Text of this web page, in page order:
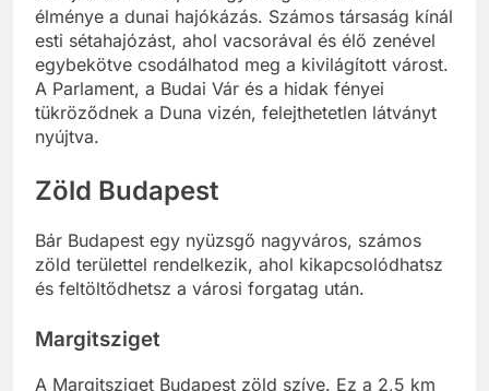
Az éjszakai Budapest egyik legromantikusabb
élménye a dunai hajókázás. Számos társaság kínál
esti sétahajózást, ahol vacsorával és élő zenével
egybekötve csodálhatod meg a kivilágított várost.
A Parlament, a Budai Vár és a hidak fényei
tükröződnek a Duna vizén, felejthetetlen látványt
Zöld Budapest
Bár Budapest egy nyüzsgő nagyváros, számos
zöld területtel rendelkezik, ahol kikapcsolódhatsz
Margitsziget